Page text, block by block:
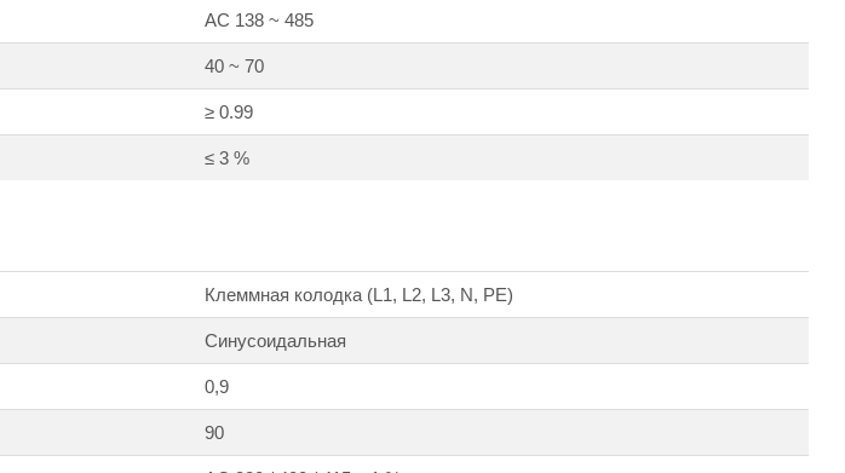
АС 138 ~ 485
40 ~ 70
≥ 0.99
≤ 3 %
Клеммная колодка (L1, L2, L3, N, PE)
Синусоидальная
0,9
90